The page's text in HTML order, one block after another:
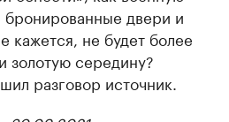
бронированные двери и
кажется, не будет более
золотую середину?
разговор источник.